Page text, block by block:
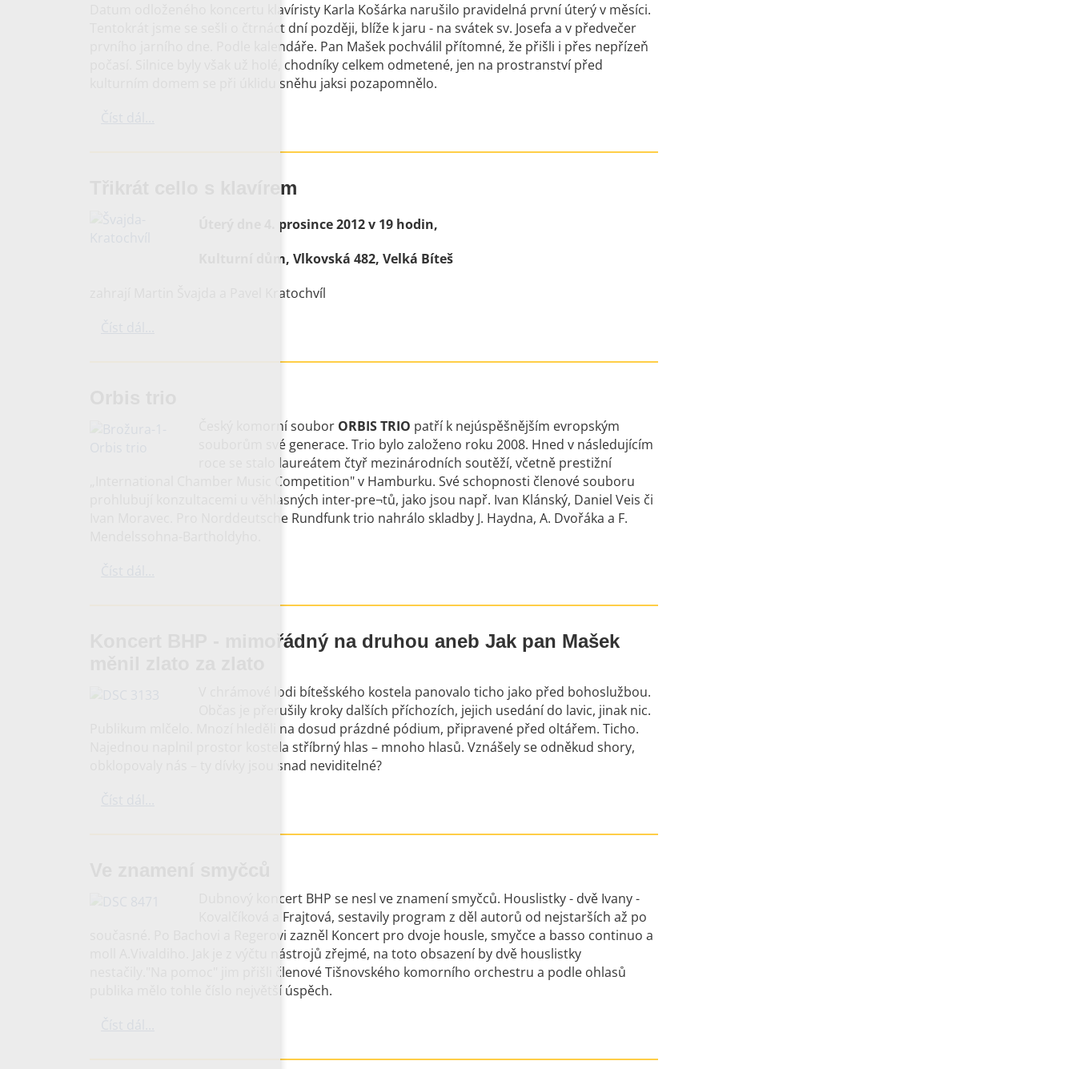
Datum odloženého koncertu klavíristy Karla Košárka narušilo pravidelná první úterý v měsíci.
Tentokrát jsme se sešli o čtrnáct dní později, blíže k jaru - na svátek sv. Josefa a v předvečer
prvního jarního dne. Podle kalendáře. Pan Mašek pochválil přítomné, že přišli i přes nepřízeň
počasí. Silnice byly však už holé, chodníky celkem odmetené, jen na prostranství před
kulturním domem se při úklidu sněhu jaksi pozapomnělo.
Třikrát cello s klavírem
Úterý dne 4. prosince 2012 v 19 hodin,
Kulturní dům, Vlkovská 482, Velká Bíteš
zahrají Martin Švajda a Pavel Kratochvíl
Český komorní soubor ORBIS TRIO patří k nejúspěšnějším evropským
souborům své generace. Trio bylo založeno roku 2008. Hned v následujícím
roce se stalo laureátem čtyř mezinárodních soutěží, včetně prestižní
„International Chamber Music Competition" v Hamburku. Své schopnosti členové souboru
prohlubují konzultacemi u věhlasných inter-pre¬tů, jako jsou např. Ivan Klánský, Daniel Veis či
Ivan Moravec. Pro Norddeutsche Rundfunk trio nahrálo skladby J. Haydna, A. Dvořáka a F.
Koncert BHP - mimořádný na druhou aneb Jak pan Mašek
V chrámové lodi bítešského kostela panovalo ticho jako před bohoslužbou.
Občas je přerušily kroky dalších příchozích, jejich usedání do lavic, jinak nic.
Publikum mlčelo. Mnozí hleděli na dosud prázdné pódium, připravené před oltářem. Ticho.
Najednou naplnil prostor kostela stříbrný hlas – mnoho hlasů. Vznášely se odněkud shory,
obklopovaly nás – ty dívky jsou snad neviditelné?
Dubnový koncert BHP se nesl ve znamení smyčců. Houslistky - dvě Ivany -
Kovalčíková a Frajtová, sestavily program z děl autorů od nejstarších až po
současné. Po Bachovi a Regerovi zazněl Koncert pro dvoje housle, smyčce a basso continuo a
moll A.Vivaldiho. Jak je z výčtu nástrojů zřejmé, na toto obsazení by dvě houslistky
nestačily."Na pomoc" jim přišli členové Tišnovského komorního orchestru a podle ohlasů
publika mělo tohle číslo největší úspěch.